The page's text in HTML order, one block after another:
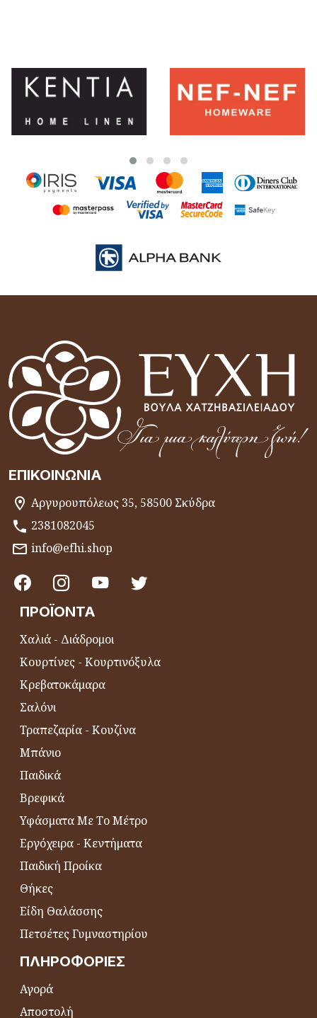
ΕΠΙΚΟΙΝΩΝΊΑ
Αργυρουπόλεως 35, 58500 Σκύδρα
2381082045
info@efhi.shop
ΠΡΟΪΌΝΤΑ
Χαλιά - Διάδρομοι
Κουρτίνες - Κουρτινόξυλα
Κρεβατοκάμαρα
Σαλόνι
Τραπεζαρία - Κουζίνα
Μπάνιο
Παιδικά
Βρεφικά
Υφάσματα Με Το Μέτρο
Εργόχειρα - Κεντήματα
Παιδική Προίκα
Θήκες
Είδη Θαλάσσης
Πετσέτες Γυμναστηρίου
ΠΛΗΡΟΦΟΡΊΕΣ
Αγορά
Αποστολή